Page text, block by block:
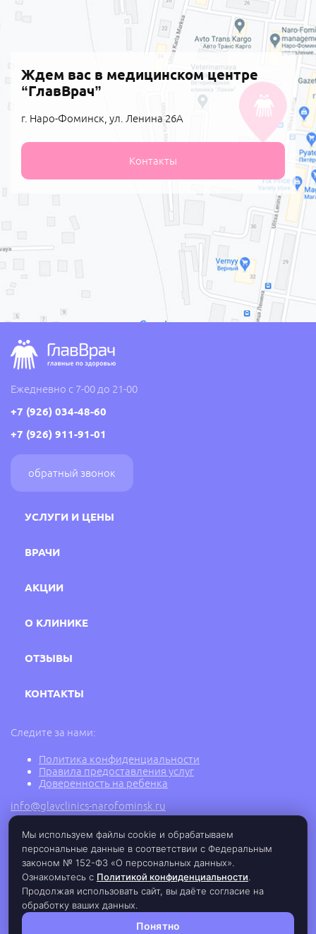
Ждем вас в медицинском центре
“ГлавВрач”
г. Наро-Фоминск, ул. Ленина 26А
Контакты
Ежедневно с 7-00 до 21-00
+7 (926) 034-48-60
+7 (926) 911-91-01
обратный звонок
УСЛУГИ И ЦЕНЫ
ВРАЧИ
АКЦИИ
О КЛИНИКЕ
ОТЗЫВЫ
КОНТАКТЫ
Следите за нами:
Политика конфиденциальности
Правила предоставления услуг
Доверенность на ребенка
info@glavclinics-narofominsk.ru
2005 - 2026 г. © Медицинский центр ГлавВрач в
Наро-Фоминске, ООО «АМЕГА ГРУП», ИНН:
5030080683, ОГРН: 1135030001974,
Лицензия Л0-41-01162-50/00331694 от
23.05.2019 г.
Мы используем файлы cookie и обрабатываем
персональные данные в соответствии с Федеральным
законом № 152-ФЗ «О персональных данных».
Ознакомьтесь с Политикой конфиденциальности.
Продолжая использовать сайт, вы даёте согласие на
обработку ваших данных.
Понятно